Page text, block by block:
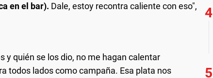
en el bar). Dale, estoy recontra caliente con eso",
y quién se los dio, no me hagan calentar
todos lados como campaña. Esa plata nos